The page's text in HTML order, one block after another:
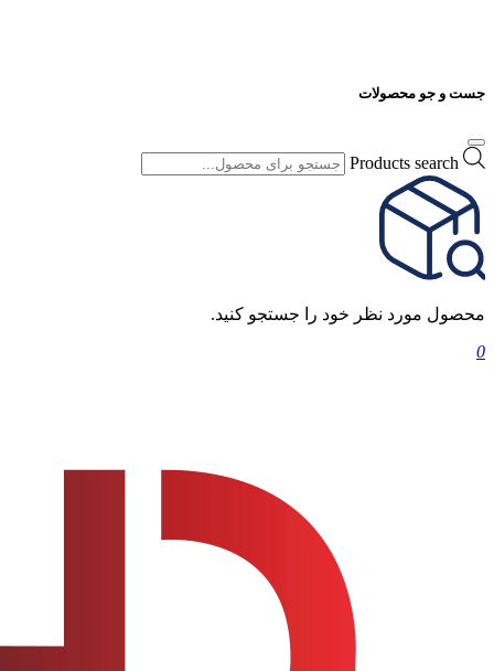
جست و جو محصولات
Products search
محصول مورد نظر خود را جستجو کنید.
0